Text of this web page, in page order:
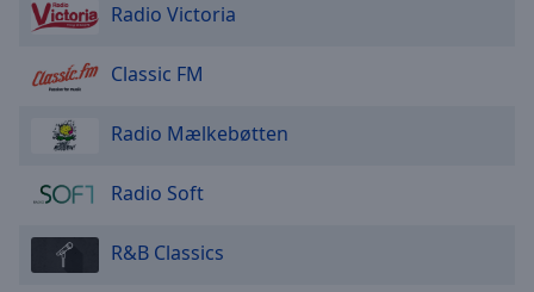
Radio Victoria
Classic FM
Radio Mælkebøtten
Radio Soft
R&B Classics